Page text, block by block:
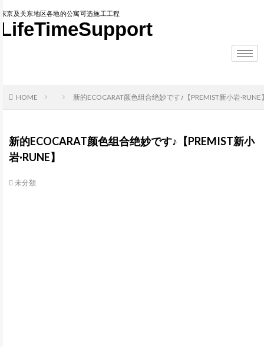
东京及关东地区各地的公寓可选施工工程
LifeTimeSupport
HOME 新的ECOCARAT颜色组合绝妙です♪【PREMIST新小岩·RUNE
新的ECOCARAT颜色组合绝妙です♪【PREMIST新小
岩·RUNE】
未分類